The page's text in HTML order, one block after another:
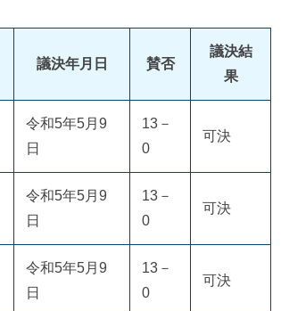
議決年月日 賛否
議決結
果
令和5年5月9
日
13－
0
可決
令和5年5月9
日
13－
0
可決
令和5年5月9
日
13－
0
可決